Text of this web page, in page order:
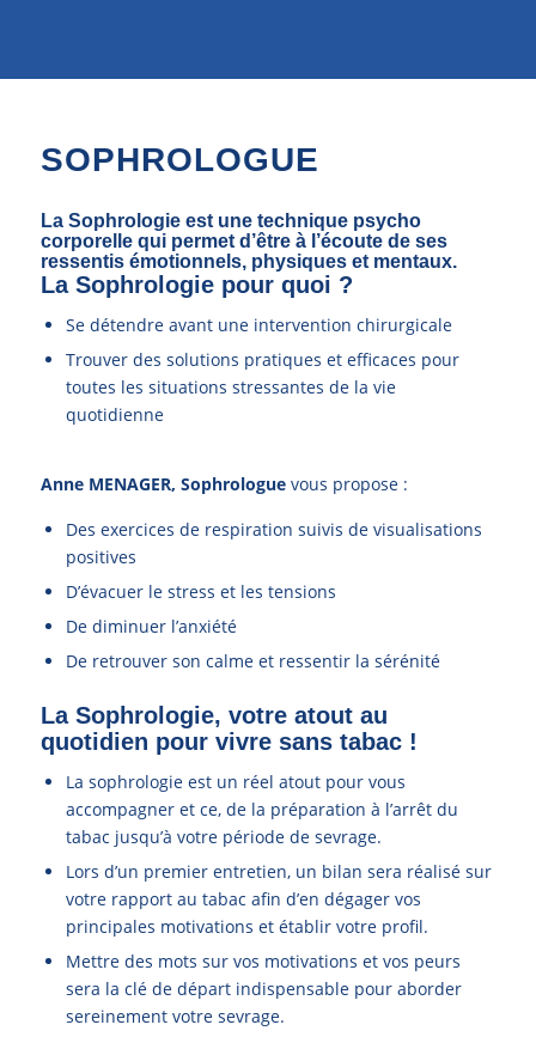
SOPHROLOGUE
La Sophrologie est une technique psycho
corporelle qui permet d’être à l’écoute de ses
ressentis émotionnels, physiques et mentaux.
La Sophrologie pour quoi ?
Se détendre avant une intervention chirurgicale
Trouver des solutions pratiques et efficaces pour
toutes les situations stressantes de la vie
quotidienne
Anne MENAGER, Sophrologuevous propose :
Des exercices de respiration suivis de visualisations
positives
D’évacuer le stress et les tensions
De diminuer l’anxiété
De retrouver son calme et ressentir la sérénité
La Sophrologie, votre atout au
quotidien pour vivre sans tabac !
La sophrologie est un réel atout pour vous
accompagner et ce, de la préparation à l’arrêt du
tabac jusqu’à votre période de sevrage.
Lors d’un premier entretien, un bilan sera réalisé sur
votre rapport au tabac afin d’en dégager vos
principales motivations et établir votre profil.
Mettre des mots sur vos motivations et vos peurs
sera la clé de départ indispensable pour aborder
sereinement votre sevrage.